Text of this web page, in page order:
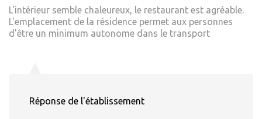
L'intérieur semble chaleureux, le restaurant est agréable.
L'emplacement de la résidence permet aux personnes
d'être un minimum autonome dans le transport
Réponse de l'établissement